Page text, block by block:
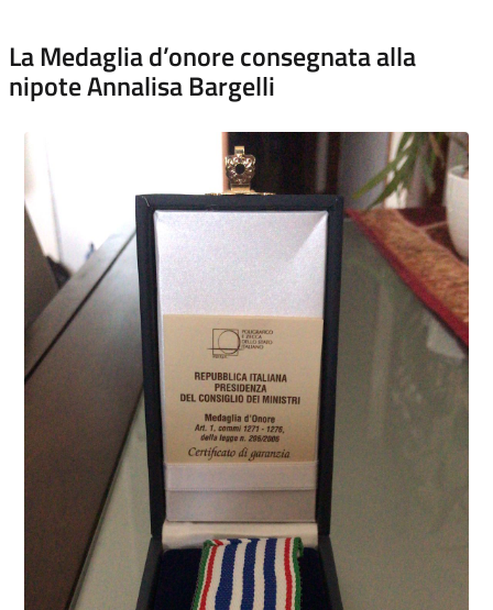
La Medaglia d’onore consegnata alla
nipote Annalisa Bargelli